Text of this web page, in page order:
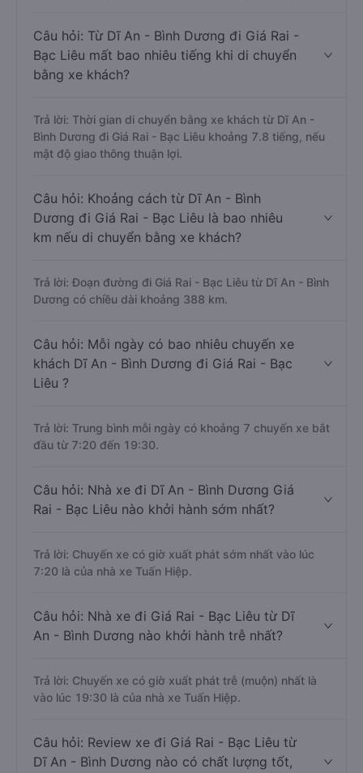
Câu hỏi: Từ Dĩ An - Bình Dương đi Giá Rai -
Bạc Liêu mất bao nhiêu tiếng khi di chuyển
bằng xe khách?
Trả lời: Thời gian di chuyển bằng xe khách từ Dĩ An -
Bình Dương đi Giá Rai - Bạc Liêu khoảng 7.8 tiếng, nếu
mật độ giao thông thuận lợi.
Câu hỏi: Khoảng cách từ Dĩ An - Bình
Dương đi Giá Rai - Bạc Liêu là bao nhiêu
km nếu di chuyển bằng xe khách?
Trả lời: Đoạn đường đi Giá Rai - Bạc Liêu từ Dĩ An - Bình
Dương có chiều dài khoảng 388 km.
Câu hỏi: Mỗi ngày có bao nhiêu chuyến xe
khách Dĩ An - Bình Dương đi Giá Rai - Bạc
Liêu ?
Trả lời: Trung bình mỗi ngày có khoảng 7 chuyến xe bắt
đầu từ 7:20 đến 19:30.
Câu hỏi: Nhà xe đi Dĩ An - Bình Dương Giá
Rai - Bạc Liêu nào khởi hành sớm nhất?
Trả lời: Chuyến xe có giờ xuất phát sớm nhất vào lúc
7:20 là của nhà xe Tuấn Hiệp.
Câu hỏi: Nhà xe đi Giá Rai - Bạc Liêu từ Dĩ
An - Bình Dương nào khởi hành trễ nhất?
Trả lời: Chuyến xe có giờ xuất phát trễ (muộn) nhất là
vào lúc 19:30 là của nhà xe Tuấn Hiệp.
Câu hỏi: Review xe đi Giá Rai - Bạc Liêu từ
Dĩ An - Bình Dương nào có chất lượng tốt,